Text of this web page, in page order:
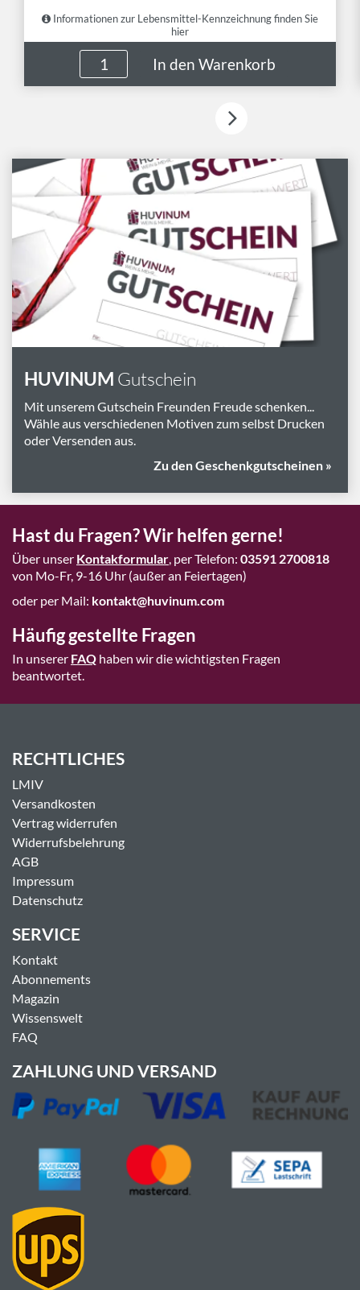
Informationen zur Lebensmittel-Kennzeichnung finden Sie
hier
HUVINUM Gutschein
Mit unserem Gutschein Freunden Freude schenken...
Wähle aus verschiedenen Motiven zum selbst Drucken
oder Versenden aus.
Zu den Geschenkgutscheinen »
Hast du Fragen? Wir helfen gerne!
Über unser Kontakformular, per Telefon: 03591 2700818
von Mo-Fr, 9-16 Uhr (außer an Feiertagen)
oder per Mail: kontakt@huvinum.com
Häufig gestellte Fragen
In unserer FAQ haben wir die wichtigsten Fragen
beantwortet.
RECHTLICHES
LMIV
Versandkosten
Vertrag widerrufen
Widerrufsbelehrung
AGB
Impressum
Datenschutz
SERVICE
Kontakt
Abonnements
Magazin
Wissenswelt
FAQ
ZAHLUNG UND VERSAND